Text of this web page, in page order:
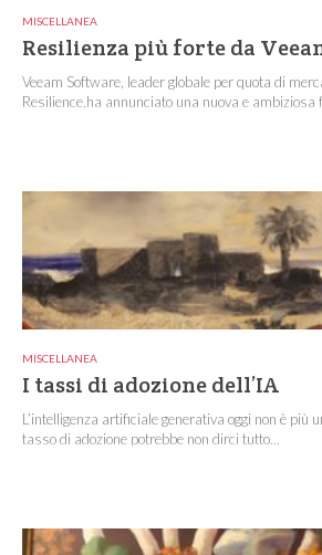
MISCELLANEA
Resilienza più forte da
Veeam Software, leader globale per quota di
Resilience,ha annunciato una nuova e ambiziosa
MISCELLANEA
I tassi di adozione dell’IA
L’intelligenza artificiale generativa oggi non è più
tasso di adozione potrebbe non dirci tutto...